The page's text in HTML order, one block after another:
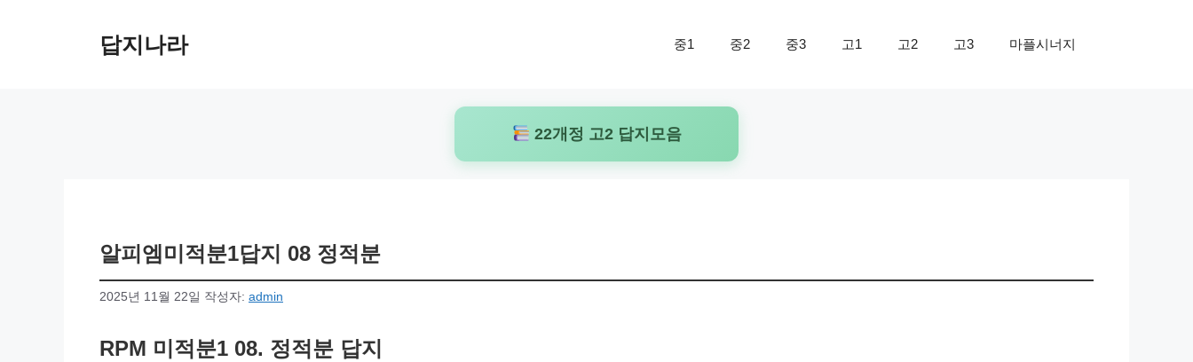
답지나라 중1 중2 중3 고1 고2 고3 마플시너지
22개정 고2 답지모음
알피엠미적분1답지 08 정적분
2025년 11월 22일 작성자: admin
RPM 미적분1 08. 정적분 답지